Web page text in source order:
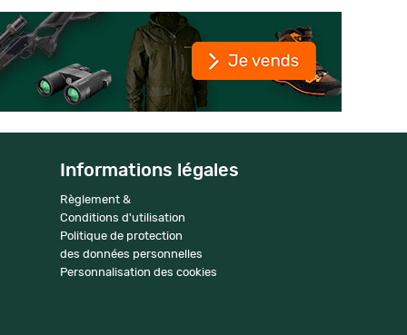
Informations légales
Règlement &
Conditions d'utilisation
Politique de protection
des données personnelles
Personnalisation des cookies